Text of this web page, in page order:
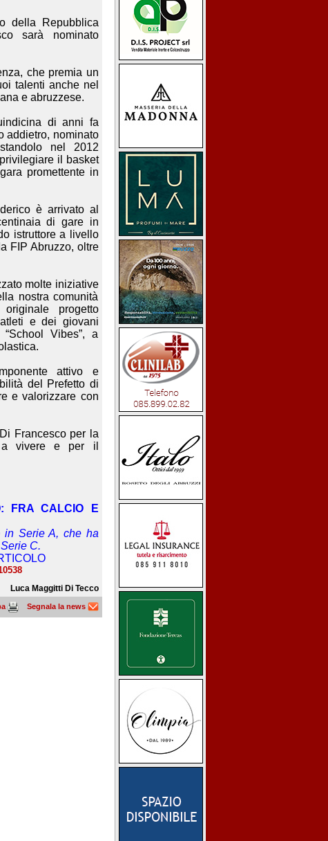
della Repubblica
sarà nominato
che premia un
talenti anche nel
e abruzzese.
di anni fa
addietro, nominato
nel 2012
il basket
promettente in
è arrivato al
di gare in
istruttore a livello
FIP Abruzzo, oltre
molte iniziative
nostra comunità
progetto
e dei giovani
Vibes”, a
attivo e
del Prefetto di
e valorizzare con
Francesco per la
a vivere e per il
FRA CALCIO E
in Serie A, che ha
C.
Luca Maggitti Di Tecco
Segnala la news